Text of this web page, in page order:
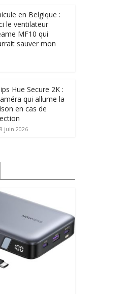
en Belgique :
le ventilateur
MF10 qui
sauver mon
Hue Secure 2K :
qui allume la
en cas de
juin 2026